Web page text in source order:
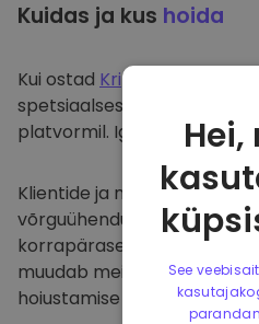
Kuidas ja kus hoida
Kui ostad Kriptomat
,
spetsiaalsesse ja turvalisse
platvormil. Iga kasutaja
Klientide ja nende raha
võrguühenduseta
korrapäraseid
muudab meie platvormi ja
hoiustamise tõeliseks
Hei,
See